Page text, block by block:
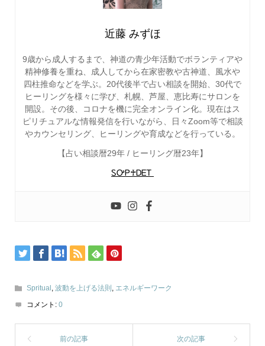
近藤 みずほ
9歳から成人するまで、神道の青少年活動でボランティアや
精神修養を重ね、成人してから在家密教や古神道、風水や
四柱推命などを学ぶ。20代後半で占い相談を開始、30代で
ヒーリングを様々に学び、札幌、芦屋、恵比寿にサロンを
開設。その後、コロナを機に完全オンライン化。現在はス
ピリチュアルな情報発信を行いながら、日々Zoom等で相談
やカウンセリング、ヒーリングや育成などを行っている。
【占い相談暦29年 / ヒーリング暦23年】
ᏚᎤᏢ♰ᎠᎬᎢ
Spritual 波動を上げる法則
エネルギーワーク
コメント: 0